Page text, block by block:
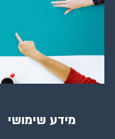
מידע שימושי